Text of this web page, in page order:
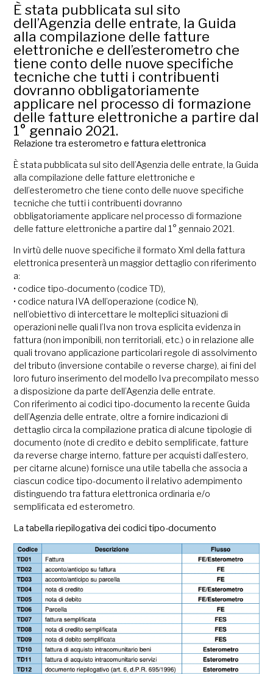
È stata pubblicata sul sito
dell’Agenzia delle entrate, la Guida
alla compilazione delle fatture
elettroniche e dell’esterometro che
tiene conto delle nuove specifiche
tecniche che tutti i contribuenti
dovranno obbligatoriamente
applicare nel processo di formazione
delle fatture elettroniche a partire dal
1° gennaio 2021.
Relazione tra esterometro e fattura elettronica
È stata pubblicata sul sito dell’Agenzia delle entrate, la Guida
alla compilazione delle fatture elettroniche e
dell’esterometro che tiene conto delle nuove specifiche
tecniche che tutti i contribuenti dovranno
obbligatoriamente applicare nel processo di formazione
delle fatture elettroniche a partire dal 1° gennaio 2021.
In virtù delle nuove specifiche il formato Xml della fattura
elettronica presenterà un maggior dettaglio con riferimento
a:
• codice tipo-documento (codice TD),
• codice natura IVA dell’operazione (codice N),
nell’obiettivo di intercettare le molteplici situazioni di
operazioni nelle quali l’Iva non trova esplicita evidenza in
fattura (non imponibili, non territoriali, etc.) o in relazione alle
quali trovano applicazione particolari regole di assolvimento
del tributo (inversione contabile o reverse charge), ai fini del
loro futuro inserimento del modello Iva precompilato messo
a disposizione da parte dell’Agenzia delle entrate.
Con riferimento ai codici tipo-documento la recente Guida
dell’Agenzia delle entrate, oltre a fornire indicazioni di
dettaglio circa la compilazione pratica di alcune tipologie di
documento (note di credito e debito semplificate, fatture
da reverse charge interno, fatture per acquisti dall’estero,
per citarne alcune) fornisce una utile tabella che associa a
ciascun codice tipo-documento il relativo adempimento
distinguendo tra fattura elettronica ordinaria e/o
semplificata ed esterometro.
La tabella riepilogativa dei codici tipo-documento